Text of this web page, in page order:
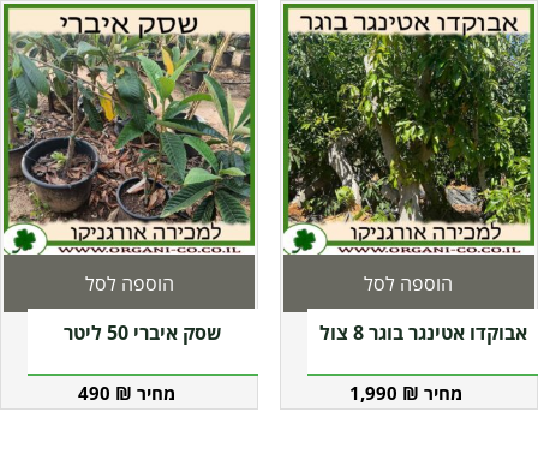
אבוקדו אטינגר בוגר 8 צול
1,990 ₪
הוספה לסל
שסק איברי 50 ליטר
490 ₪
הוספה לסל